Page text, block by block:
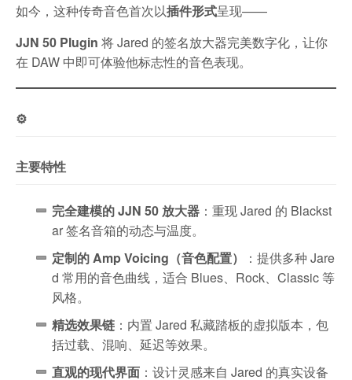
如今，这种传奇音色首次以插件形式呈现——
JJN 50 Plugin 将 Jared 的签名放大器完美数字化，让你
在 DAW 中即可体验他标志性的音色表现。
⚙️
主要特性
完全建模的 JJN 50 放大器 ：重现 Jared 的 Blackst
ar 签名音箱的动态与温度。
定制的 Amp Voicing（音色配置）
：提供多种 Jare
d 常用的音色曲线，适合 Blues、Rock、Classic 等
风格。
精选效果链 ：内置 Jared 私藏踏板的虚拟版本，包
括过载、混响、延迟等效果。
直观的现代界面 ：设计灵感来自 Jared 的真实设备